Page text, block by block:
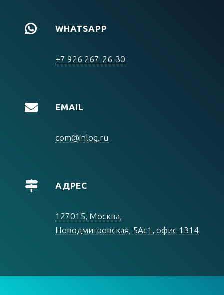
WHATSAPP
+7 926 267-26-30
EMAIL
com@inlog.ru
АДРЕС
127015, Москва,
Новодмитровская, 5Ас1, офис 1314